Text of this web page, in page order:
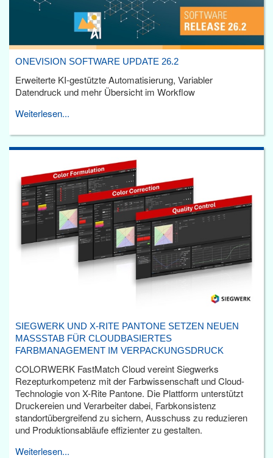
ONEVISION SOFTWARE UPDATE 26.2
Erweiterte KI-gestützte Automatisierung, Variabler
Datendruck und mehr Übersicht im Workflow
Weiterlesen...
SIEGWERK UND X-RITE PANTONE SETZEN NEUEN
MASSSTAB FÜR CLOUDBASIERTES F
ARBMANAGEMENT IM VERPACKUNGSDRUCK
COLORWERK FastMatch Cloud vereint Siegwerks
Rezepturkompetenz mit der Farbwissenschaft und Cloud-
Technologie von X-Rite Pantone. Die Plattform unterstützt
Druckereien und Verarbeiter dabei, Farbkonsistenz
standortübergreifend zu sichern, Ausschuss zu reduzieren
und Produktionsabläufe effizienter zu gestalten.
Weiterlesen...